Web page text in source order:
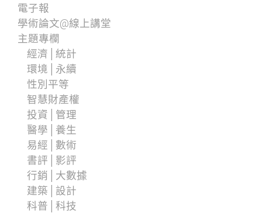
電子報
學術論文@線上講堂
主題專欄
經濟│統計
環境│永續
性別平等
智慧財產權
投資│管理
醫學│養生
易經│數術
書評│影評
行銷│大數據
建築│設計
科普│科技